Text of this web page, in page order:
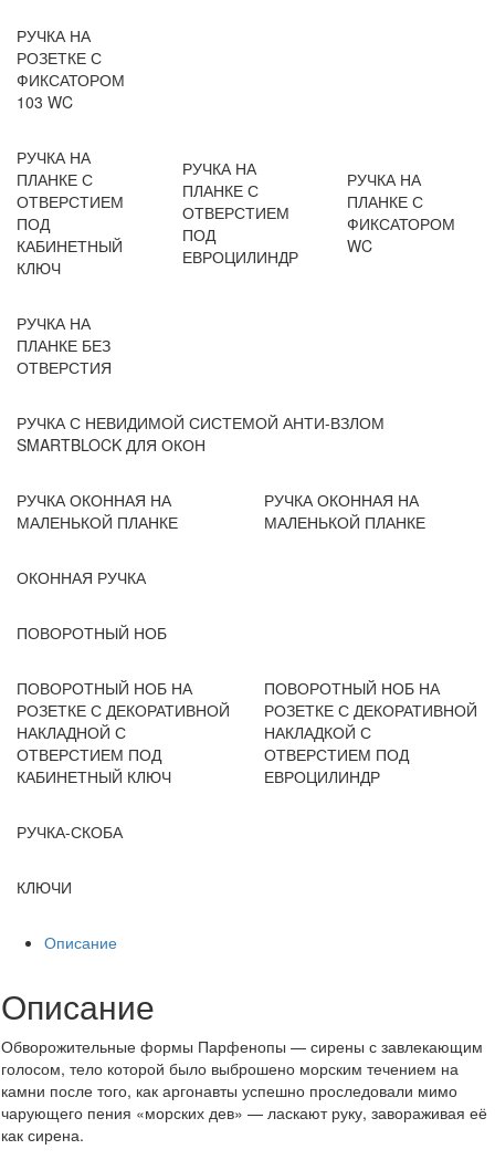
РУЧКА НА
РОЗЕТКЕ С
ФИКСАТОРОМ
103 WC
РУЧКА НА
ПЛАНКЕ С
ОТВЕРСТИЕМ
ПОД
КАБИНЕТНЫЙ
КЛЮЧ
РУЧКА НА
ПЛАНКЕ С
ОТВЕРСТИЕМ
ПОД
ЕВРОЦИЛИНДР
РУЧКА НА
ПЛАНКЕ С
ФИКСАТОРОМ
WC
РУЧКА НА
ПЛАНКЕ БЕЗ
ОТВЕРСТИЯ
РУЧКА С НЕВИДИМОЙ СИСТЕМОЙ АНТИ-ВЗЛОМ
SMARTBLOCK ДЛЯ ОКОН
РУЧКА ОКОННАЯ НА
МАЛЕНЬКОЙ ПЛАНКЕ
РУЧКА ОКОННАЯ НА
МАЛЕНЬКОЙ ПЛАНКЕ
ОКОННАЯ РУЧКА
ПОВОРОТНЫЙ НОБ
ПОВОРОТНЫЙ НОБ НА
РОЗЕТКЕ С ДЕКОРАТИВНОЙ
НАКЛАДНОЙ С
ОТВЕРСТИЕМ ПОД
КАБИНЕТНЫЙ КЛЮЧ
ПОВОРОТНЫЙ НОБ НА
РОЗЕТКЕ С ДЕКОРАТИВНОЙ
НАКЛАДКОЙ С
ОТВЕРСТИЕМ ПОД
ЕВРОЦИЛИНДР
РУЧКА-СКОБА
КЛЮЧИ
Описание
Описание
Обворожительные формы Парфенопы — сирены с завлекающим
голосом, тело которой было выброшено морским течением на
камни после того, как аргонавты успешно проследовали мимо
чарующего пения «морских дев» — ласкают руку, завораживая её
как сирена.